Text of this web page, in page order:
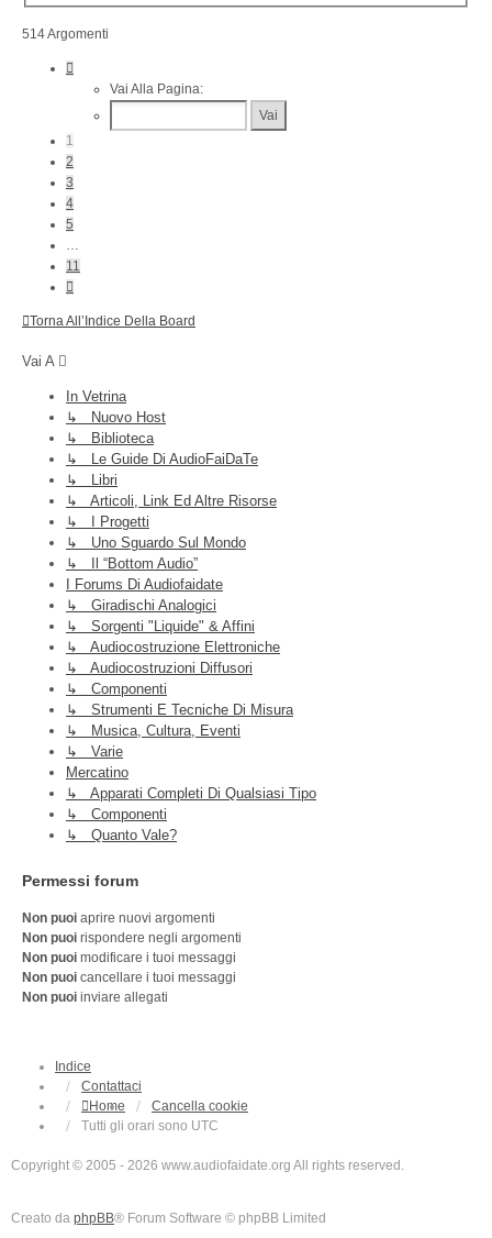
514 Argomenti
Vai Alla Pagina:
1
2
3
4
5
11
Torna All’Indice Della Board
Vai A
In Vetrina
↳ Nuovo Host
↳ Biblioteca
↳ Le Guide Di AudioFaiDaTe
↳ Libri
↳ Articoli, Link Ed Altre Risorse
↳ I Progetti
↳ Uno Sguardo Sul Mondo
↳ Il “Bottom Audio”
I Forums Di Audiofaidate
↳ Giradischi Analogici
↳ Sorgenti "liquide" & Affini
↳ Audiocostruzione Elettroniche
↳ Audiocostruzioni Diffusori
↳ Componenti
↳ Strumenti E Tecniche Di Misura
↳ Musica, Cultura, Eventi
↳ Varie
Mercatino
↳ Apparati Completi Di Qualsiasi Tipo
↳ Componenti
↳ Quanto Vale?
Permessi forum
Non puoi aprire nuovi argomenti
Non puoi rispondere negli argomenti
Non puoi modificare i tuoi messaggi
Non puoi cancellare i tuoi messaggi
Non puoi inviare allegati
Indice
Contattaci
Home
Cancella cookie
Tutti gli orari sono UTC
Copyright © 2005 - 2026 www.audiofaidate.org All rights reserved.
Creato da phpBB® Forum Software © phpBB Limited